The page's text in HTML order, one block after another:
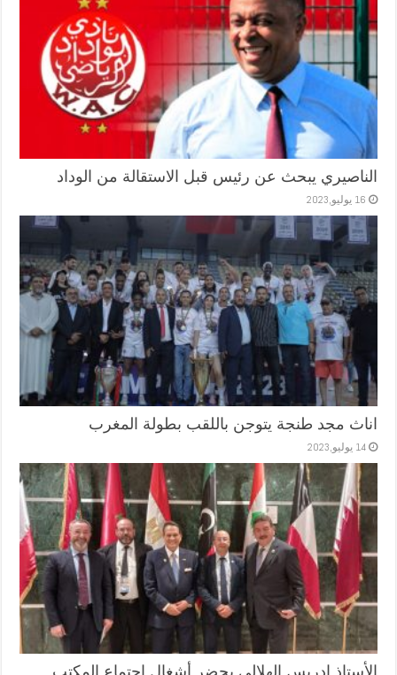
الناصيري يبحث عن رئيس قبل الاستقالة من الوداد
16 يوليو,2023
اناث مجد طنجة يتوجن باللقب بطولة المغرب
14 يوليو,2023
الأستاذ إدريس الهلالي يحضر أشغال اجتماع المكتب